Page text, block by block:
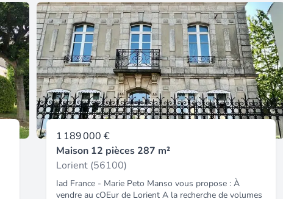
1 189 000 €
Maison 12 pièces 287 m²
Lorient (56100)
Iad France - Marie Peto Manso vous propose : À
vendre au cOEur de Lorient A la recherche de volumes